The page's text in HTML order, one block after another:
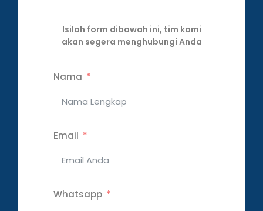
Isilah form dibawah ini, tim kami
akan segera menghubungi Anda
Nama
Email
Whatsapp